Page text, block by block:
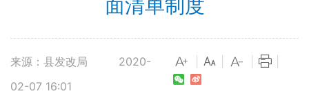
面清单制度
来源：县发改局
2020-
02-07 16:01